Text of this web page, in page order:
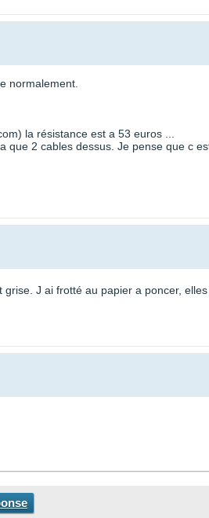
normalement.
la résistance est a 53 euros ...
2 cables dessus. Je pense que c
J ai frotté au papier a poncer,